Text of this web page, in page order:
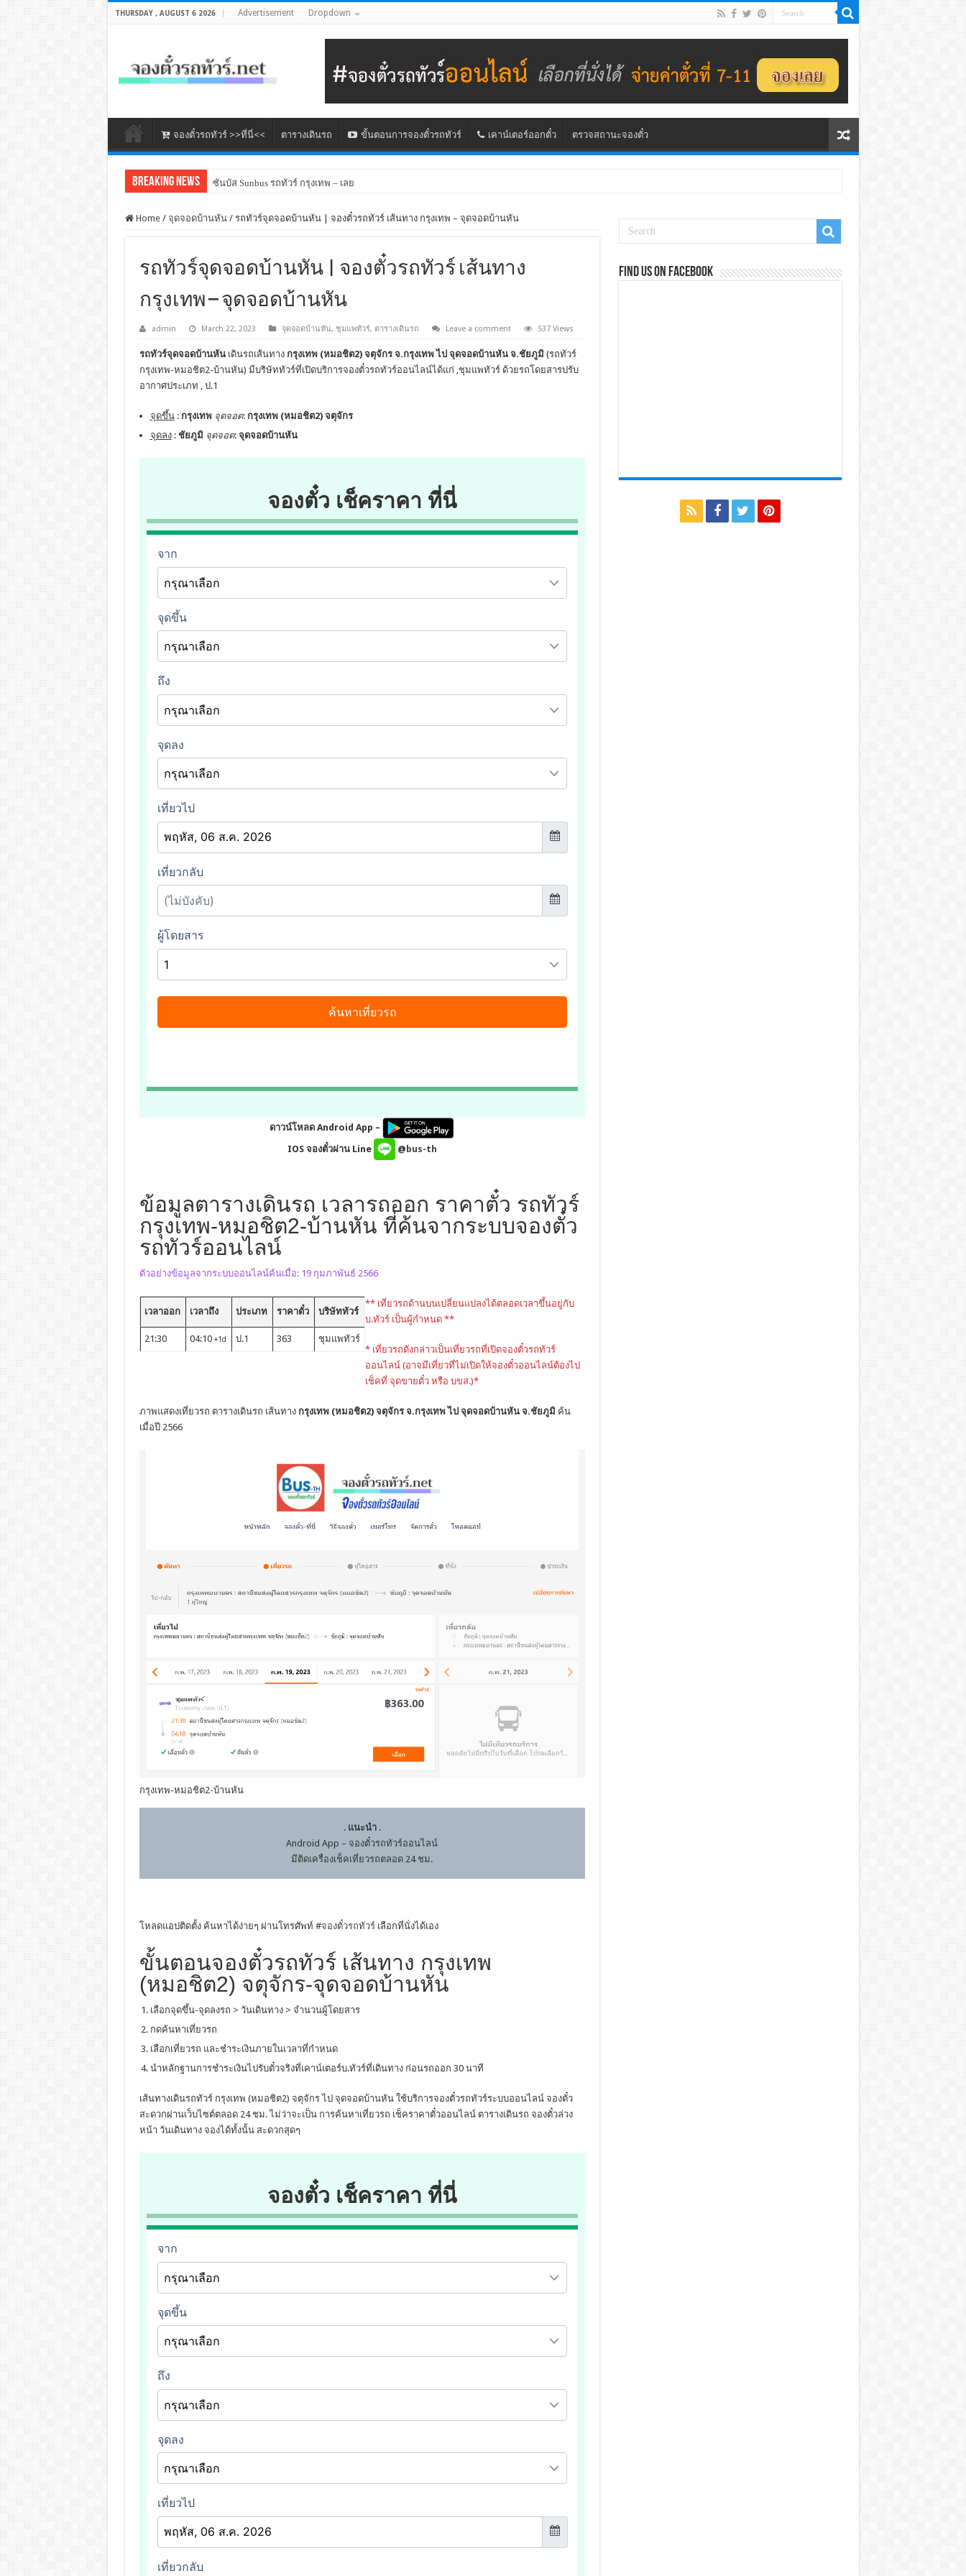
THURSDAY , AUGUST 6 2026 Advertisement Dropdown
จองตั๋วรถทัวร์ >>ที่นี่<< ตารางเดินรถ ขั้นตอนการจองตั๋วรถทัวร์ เคาน์เตอร์ออกตั๋ว ตรวจสถานะจองตั๋ว
Breaking News ซันบัส Sunbus รถทัวร์ กรุงเทพ – เลย
Home / จุดจอดบ้านหัน / รถทัวร์จุดจอดบ้านหัน | จองตั๋วรถทัวร์ เส้นทาง กรุงเทพ – จุดจอดบ้านหัน
รถทัวร์จุดจอดบ้านหัน | จองตั๋วรถทัวร์ เส้นทาง
กรุงเทพ – จุดจอดบ้านหัน
admin March 22, 2023 จุดจอดบ้านหัน, ชุมแพทัวร์, ตารางเดินรถ Leave a comment 537 Views
รถทัวร์จุดจอดบ้านหันเดินรถเส้นทาง กรุงเทพ (หมอชิต2) จตุจักร จ.กรุงเทพ ไป จุดจอดบ้านหัน จ.ชัยภูมิ(รถทัวร์
กรุงเทพ-หมอชิต2-บ้านหัน) มีบริษัททัวร์ที่เปิดบริการจองตั๋วรถทัวร์ออนไลน์ได้แก่ ,ชุมแพทัวร์ ด้วยรถโดยสารปรับ
อากาศประเภท , ป.1
จุดขึ้น: กรุงเทพ จุดจอด: กรุงเทพ (หมอชิต2) จตุจักร
จุดลง: ชัยภูมิ จุดจอด: จุดจอดบ้านหัน
จองตั๋ว เช็คราคา ที่นี่
ดาวน์โหลด Android App –
IOS จองตั๋วผ่าน Line
@bus-th
ข้อมูลตารางเดินรถ เวลารถออก ราคาตั๋ว รถทัวร์
กรุงเทพ-หมอชิต2-บ้านหัน ที่ค้นจากระบบจองตั๋ว
รถทัวร์ออนไลน์
ตัวอย่างข้อมูลจากระบบออนไลน์ค้นเมื่อ: 19 กุมภาพันธ์ 2566
เวลาออก เวลาถึง ประเภท ราคาตั๋ว บริษัททัวร์
21:30 04:10 +1d ป.1 363 ชุมแพทัวร์
** เที่ยวรถด้านบนเปลี่ยนแปลงได้ตลอดเวลาขึ้นอยู่กับ
บ.ทัวร์ เป็นผู้กำหนด **
* เที่ยวรถดังกล่าวเป็นเที่ยวรถที่เปิดจองตั๋วรถทัวร์
ออนไลน์ (อาจมีเที่ยวที่ไม่เปิดให้จองตั๋วออนไลน์ต้องไป
เช็คที่ จุดขายตั๋ว หรือ บขส.)*
ภาพแสดงเที่ยวรถ ตารางเดินรถ เส้นทาง กรุงเทพ (หมอชิต2) จตุจักร จ.กรุงเทพ ไป จุดจอดบ้านหัน จ.ชัยภูมิค้น
เมื่อปี 2566
กรุงเทพ-หมอชิต2-บ้านหัน
. แนะนำ.
Android App – จองตั๋วรถทัวร์ออนไลน์
มีติดเครื่องเช็คเที่ยวรถตลอด 24 ชม.
โหลดแอปติดตั้ง ค้นหาได้ง่ายๆ ผ่านโทรศัพท์ #จองตั๋วรถทัวร์เลือกที่นั่งได้เอง
ขั้นตอนจองตั๋วรถทัวร์ เส้นทาง กรุงเทพ
(หมอชิต2) จตุจักร-จุดจอดบ้านหัน
เลือกจุดขึ้น-จุดลงรถ > วันเดินทาง > จำนวนผู้โดยสาร
กดค้นหาเที่ยวรถ
เลือกเที่ยวรถ และชำระเงินภายในเวลาที่กำหนด
นำหลักฐานการชำระเงินไปรับตั๋วจริงที่เคาน์เตอร์บ.ทัวร์ที่เดินทาง ก่อนรถออก 30 นาที
เส้นทางเดินรถทัวร์ กรุงเทพ (หมอชิต2) จตุจักร ไป จุดจอดบ้านหัน ใช้บริการจองตั๋วรถทัวร์ระบบออนไลน์ จองตั๋ว
สะดวกผ่านเว็บไซต์ตลอด 24 ชม. ไม่ว่าจะเป็น การค้นหาเที่ยวรถ เช็คราคาตั๋วออนไลน์ ตารางเดินรถ จองตั๋วล่วง
หน้า วันเดินทาง จองได้ทั้งนั้น สะดวกสุดๆ
จองตั๋ว เช็คราคา ที่นี่
Find us on Facebook